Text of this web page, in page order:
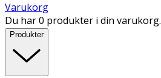
Varukorg
Du har 0 produkter i din varukorg.
Produkter